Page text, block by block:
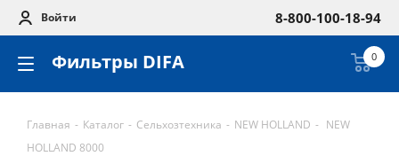
Войти 8-800-100-18-94
Фильтры DIFA 0
Главная - Каталог - Сельхозтехника - NEW HOLLAND - NEW
HOLLAND 8000